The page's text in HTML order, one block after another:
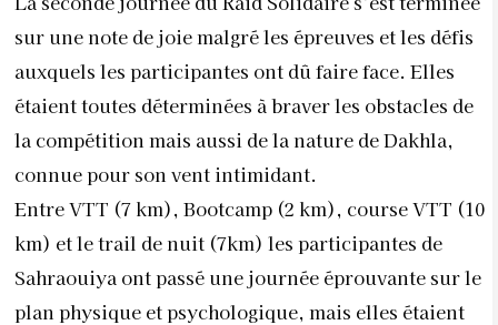
connue pour son vent intimidant.
Entre VTT (7 km), Bootcamp (2 km), course VTT (10
km) et le trail de nuit (7km) les participantes de
Sahraouiya ont passé une journée éprouvante sur le
plan physique et psychologique, mais elles étaient
toutes motivées par le dépassement de soi et les
causes nobles qu’elles défendent.
Les résultats de cette journée (les trois premières